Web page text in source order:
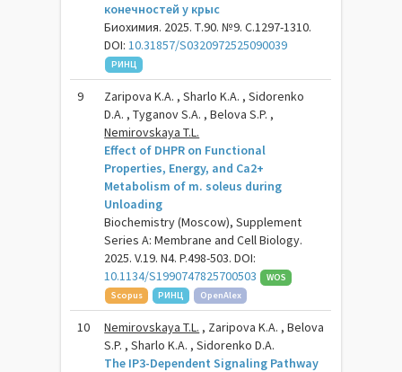
конечностей у крыс
Биохимия. 2025. Т.90. №9. С.1297-1310.
DOI:10.31857/S0320972525090039
РИНЦ
9
Zaripova K.A. , Sharlo K.A. , Sidorenko
D.A. , Tyganov S.A. , Belova S.P. ,
Nemirovskaya T.L.
Effect of DHPR on Functional
Properties, Energy, and Ca2+
Metabolism of m. soleus during
Unloading
Biochemistry (Moscow), Supplement
Series A: Membrane and Cell Biology.
2025. V.19. N4. P.498-503. DOI:
10.1134/S1990747825700503
WOS
Scopus
РИНЦ OpenAlex
10 Nemirovskaya T.L. , Zaripova K.A. , Belova
S.P. , Sharlo K.A. , Sidorenko D.A.
The IP3-Dependent Signaling Pathway